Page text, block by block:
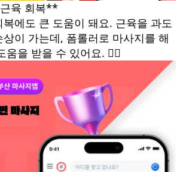
육 회복**
에도 큰 도움이 돼요. 근육을 과도
이 가는데, 폼롤러로 마사지를 해
움을 받을 수 있어요. 🏋️‍♂️